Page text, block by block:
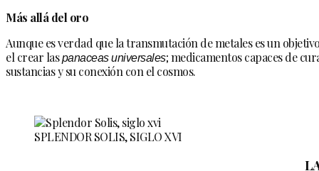
Más allá del oro
Aunque es verdad que la transmutación de metales es un
el crear laspanaceas universales; medicamentos capaces de
sustancias y su conexión con el cosmos.
SPLENDOR SOLIS, SIGLO XVI